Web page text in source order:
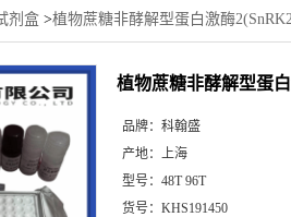
剂盒 >植物蔗糖非酵解型蛋白激酶
植物蔗糖非酵解型蛋
品牌： 科翰盛
产地： 上海
型号： 48T 96T
货号： KHS191450